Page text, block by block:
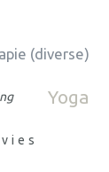
(diverse)
Yoga